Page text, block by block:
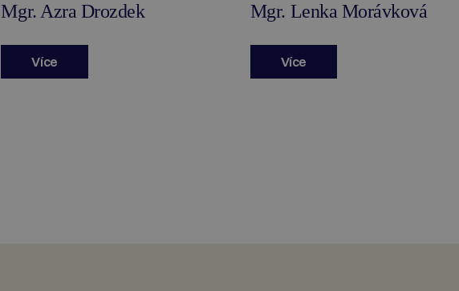
Mgr. Azra Drozdek
Více
Mgr. Lenka Morávková
Více